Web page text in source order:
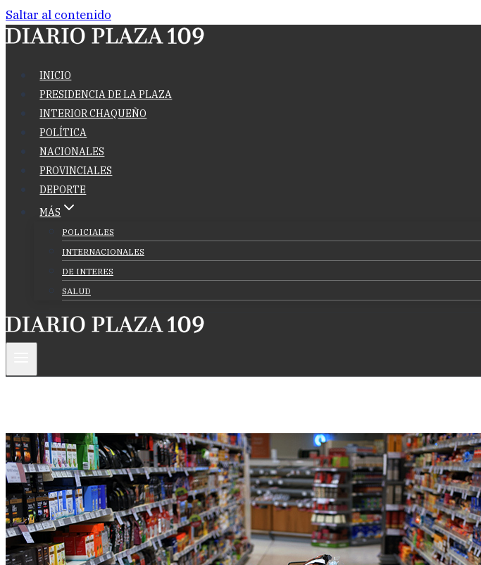
Saltar al contenido
INICIO
PRESIDENCIA DE LA PLAZA
INTERIOR CHAQUEÑO
POLÍTICA
NACIONALES
PROVINCIALES
DEPORTE
MÁS
POLICIALES
INTERNACIONALES
DE INTERES
SALUD